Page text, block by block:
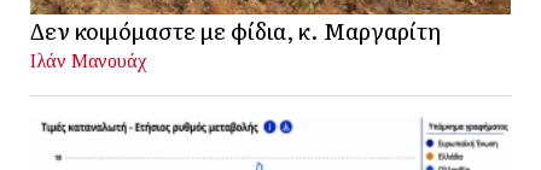
Δεν κοιμόμαστε με φίδια, κ. Μαργαρίτη
Ιλάν Μανουάχ